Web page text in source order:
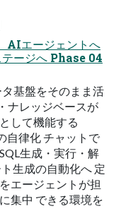
エージェントへ
ージへ Phase 04
基盤をそのまま活
ナレッジベースが
して機能する
自律化 チャットで
生成・実行・解
生成の自動化へ 定
エージェントが担
集中 できる環境を